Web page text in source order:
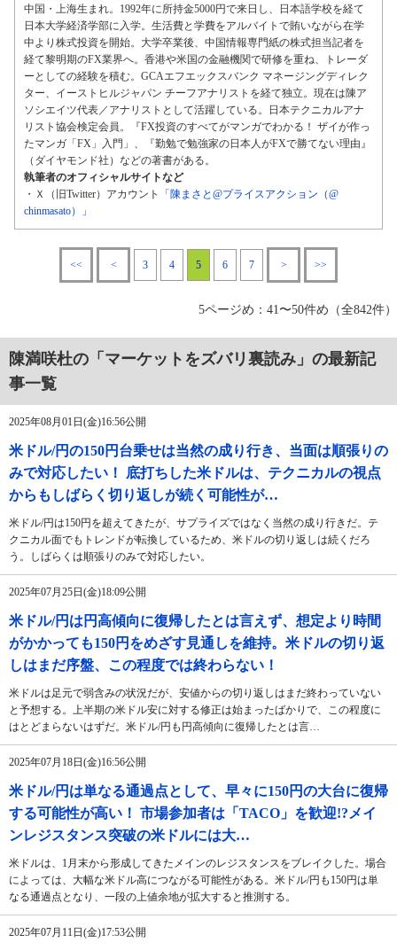
中国・上海生まれ。1992年に所持金5000円で来日し、日本語学校を経て
日本大学経済学部に入学。生活費と学費をアルバイトで賄いながら在学
中より株式投資を開始。大学卒業後、中国情報専門紙の株式担当記者を
経て黎明期のFX業界へ。香港や米国の金融機関で研修を重ね、トレーダ
ーとしての経験を積む。GCAエフエックスバンク マネージングディレク
ター、イーストヒルジャパン チーフアナリストを経て独立。現在は陳ア
ソシエイツ代表／アナリストとして活躍している。日本テクニカルアナ
リスト協会検定会員。『FX投資のすべてがマンガでわかる！ ザイが作っ
たマンガ「FX」入門」、『勤勉で勉強家の日本人がFXで勝てない理由』
（ダイヤモンド社）などの著書がある。
執筆者のオフィシャルサイトなど
・Ｘ（旧Twitter）アカウント
「陳まさと@プライスアクション（@
chinmasato）」
<< < 3 4 5 6 7 > >>
5ページめ：41〜50件め（全842件）
陳満咲杜の「マーケットをズバリ裏読み」の最新記
事一覧
2025年08月01日(金)16:56公開
米ドル/円の150円台乗せは当然の成り行き、当面は順張りの
みで対応したい！ 底打ちした米ドルは、テクニカルの視点
からもしばらく切り返しが続く可能性が…
米ドル/円は150円を超えてきたが、サプライズではなく当然の成り行きだ。テ
クニカル面でもトレンドが転換しているため、米ドルの切り返しは続くだろ
う。しばらくは順張りのみで対応したい。
2025年07月25日(金)18:09公開
米ドル/円は円高傾向に復帰したとは言えず、想定より時間
がかかっても150円をめざす見通しを維持。米ドルの切り返
しはまだ序盤、この程度では終わらない！
米ドルは足元で弱含みの状況だが、安値からの切り返しはまだ終わっていない
と予想する。上半期の米ドル安に対する修正は始まったばかりで、この程度に
はとどまらないはずだ。米ドル/円も円高傾向に復帰したとは言…
2025年07月18日(金)16:56公開
米ドル/円は単なる通過点として、早々に150円の大台に復帰
する可能性が高い！ 市場参加者は「TACO」を歓迎!?メイ
ンレジスタンス突破の米ドルには大…
米ドルは、1月末から形成してきたメインのレジスタンスをブレイクした。場合
によっては、大幅な米ドル高につながる可能性がある。米ドル/円も150円は単
なる通過点となり、一段の上値余地が拡大すると推測する。
2025年07月11日(金)17:53公開